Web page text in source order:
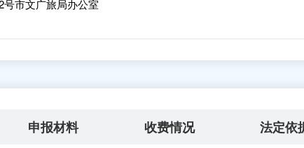
市文广旅局办公室
申报材料 收费情况 法定依